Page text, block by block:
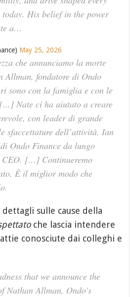
His belief in the power
a…
May 25, 2026
che annunciamo la morte
Allman, fondatore di Ondo
sono con la famiglia e con le
Nate ci ha aiutato a creare
con leader di grande
sfaccettature dell’attività. Ian
Ondo Finance da lungo
CEO. […] Continueremo
È il miglior modo che
sulle cause della
che lascia intendere
conosciute dai colleghi e
that we announce the
Nathan Allman, Ondo's